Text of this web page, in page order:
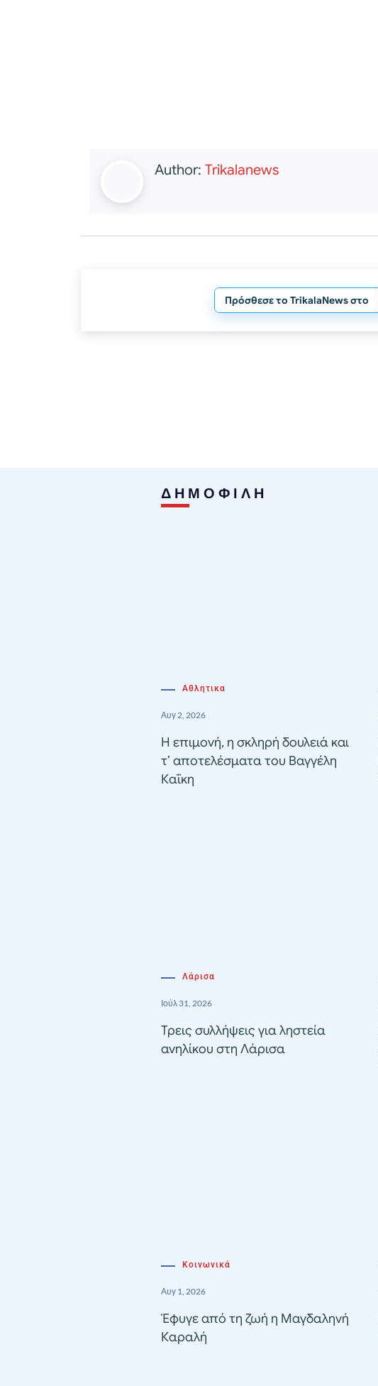
Author: Trikalanews
Πρόσθεσε το TrikalaNews στο
ΔΗΜΟΦΙΛΗ
Αθλητικα
Αυγ 2, 2026
Η επιμονή, η σκληρή δουλειά και
τ’ αποτελέσματα του Βαγγέλη
Καΐκη
Λάρισα
Ιούλ 31, 2026
Τρεις συλλήψεις για ληστεία
ανηλίκου στη Λάρισα
Κοινωνικά
Αυγ 1, 2026
Έφυγε από τη ζωή η Μαγδαληνή
Καραλή